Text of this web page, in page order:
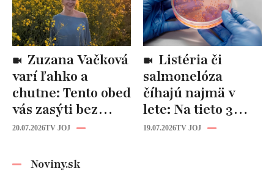
varí ľahko a
chutne: Tento obed
vás zasýti bez
zbytočných kalórií
20.07.2026TV JOJ
salmonelóza
číhajú najmä v
lete: Na tieto 3
pravidlá pri jedle
19.07.2026TV JOJ
Noviny.sk